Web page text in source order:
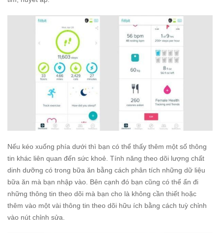
Nếu kéo xuống phía dưới thì bạn có thể thấy thêm một số thông
tin khác liên quan đến sức khoẻ. Tính năng theo dõi lượng chất
dinh dưỡng có trong bữa ăn bằng cách phân tích những dữ liệu
bữa ăn mà bạn nhập vào. Bên cạnh đó bạn cũng có thể ẩn đi
những thông tin theo dõi mà bạn cho là không cần thiết hoặc
thêm vào một vài thông tin theo dõi hữu ích bằng cách tuỳ chỉnh
vào nút chỉnh sửa.